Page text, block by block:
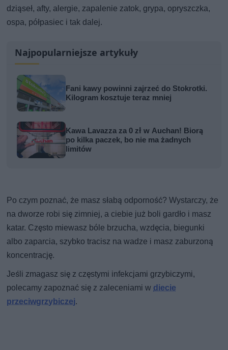
dziąseł, afty, alergie, zapalenie zatok, grypa, opryszczka,
ospa, półpasiec i tak dalej.
Najpopularniejsze artykuły
Fani kawy powinni zajrzeć do Stokrotki.
Kilogram kosztuje teraz mniej
Kawa Lavazza za 0 zł w Auchan! Biorą
po kilka paczek, bo nie ma żadnych
limitów
Po czym poznać, że masz słabą odporność? Wystarczy, że
na dworze robi się zimniej, a ciebie już boli gardło i masz
katar. Często miewasz bóle brzucha, wzdęcia, biegunki
albo zaparcia, szybko tracisz na wadze i masz zaburzoną
koncentrację.
Jeśli zmagasz się z częstymi infekcjami grzybiczymi,
polecamy zapoznać się z zaleceniami w diecie
przeciwgrzybiczej.